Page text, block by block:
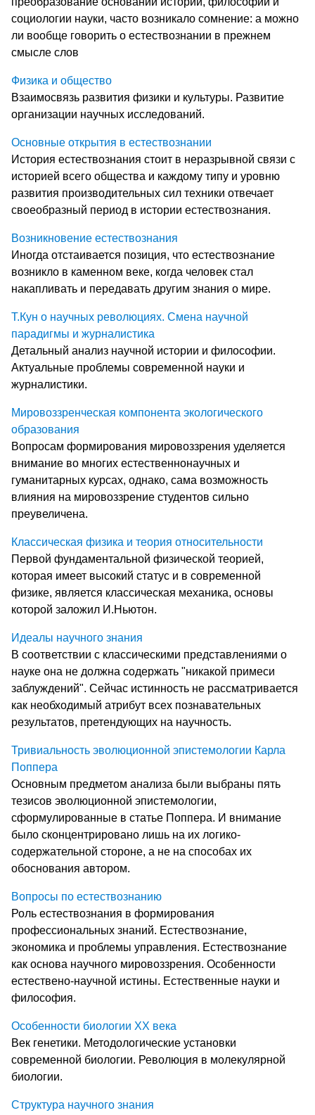
социологии науки, часто возникало сомнение: а можно
ли вообще говорить о естествознании в прежнем
смысле слов
Физика и общество
Взаимосвязь развития физики и культуры. Развитие
организации научных исследований.
Основные открытия в естествознании
История естествознания стоит в неразрывной связи с
историей всего общества и каждому типу и уровню
развития производительных сил техники отвечает
своеобразный период в истории естествознания.
Возникновение естествознания
Иногда отстаивается позиция, что естествознание
возникло в каменном веке, когда человек стал
накапливать и передавать другим знания о мире.
Т.Кун о научных революциях. Смена научной
парадигмы и журналистика
Детальный анализ научной истории и философии.
Актуальные проблемы современной науки и
журналистики.
Мировоззренческая компонента экологического
образования
Вопросам формирования мировоззрения уделяется
внимание во многих естественнонаучных и
гуманитарных курсах, однако, сама возможность
влияния на мировоззрение студентов сильно
преувеличена.
Классическая физика и теория относительности
Первой фундаментальной физической теорией,
которая имеет высокий статус и в современной
физике, является классическая механика, основы
которой заложил И.Ньютон.
Идеалы научного знания
В соответствии с классическими представлениями о
науке она не должна содержать "никакой примеси
заблуждений". Сейчас истинность не рассматривается
как необходимый атрибут всех познавательных
результатов, претендующих на научность.
Тривиальность эволюционной эпистемологии Карла
Поппера
Основным предметом анализа были выбраны пять
тезисов эволюционной эпистемологии,
сформулированные в статье Поппера. И внимание
было сконцентрировано лишь на их логико-
содержательной стороне, а не на способах их
обоснования автором.
Вопросы по естествознанию
Роль естествознания в формирования
профессиональных знаний. Естествознание,
экономика и проблемы управления. Естествознание
как основа научного мировоззрения. Особенности
естествено-научной истины. Естественные науки и
философия.
Особенности биологии ХХ века
Век генетики. Методологические установки
современной биологии. Революция в молекулярной
биологии.
Структура научного знания